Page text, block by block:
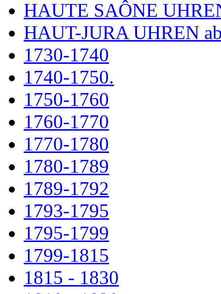
HAUTE SAÔNE
HAUT-JURA UHREN
1730-1740
1740-1750.
1750-1760
1760-1770
1770-1780
1780-1789
1789-1792
1793-1795
1795-1799
1799-1815
1815 - 1830